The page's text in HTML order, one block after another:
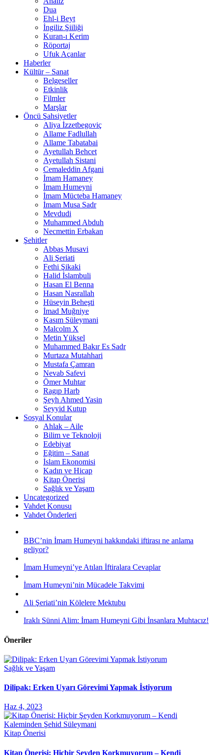
Dua
Ehl-i Beyt
İngiliz Şiiliği
Kuran-ı Kerim
Röportaj
Ufuk Açanlar
Haberler
Kültür – Sanat
Belgeseller
Etkinlik
Filmler
Marşlar
Öncü Şahsiyetler
Aliya İzzetbegoviç
Allame Fadlullah
Allame Tabatabai
Ayetullah Behcet
Ayetullah Sistani
Cemaleddin Afgani
İmam Hamaney
İmam Humeyni
İmam Mücteba Hamaney
İmam Musa Sadr
Mevdudi
Muhammed Abduh
Necmettin Erbakan
Şehitler
Abbas Musavi
Ali Şeriati
Fethi Şikaki
Halid İslambuli
Hasan El Benna
Hasan Nasrallah
Hüseyin Beheşti
İmad Muğniye
Kasım Süleymani
Malcolm X
Metin Yüksel
Muhammed Bakır Es Sadr
Murtaza Mutahhari
Mustafa Çamran
Nevab Safevi
Ömer Muhtar
Ragıp Harb
Şeyh Ahmed Yasin
Seyyid Kutup
Sosyal Konular
Ahlak – Aile
Bilim ve Teknoloji
Edebiyat
Eğitim – Sanat
İslam Ekonomisi
Kadın ve Hicap
Kitap Önerisi
Sağlık ve Yaşam
Uncategorized
Vahdet Konusu
Vahdet Önderleri
BBC’nin İmam Humeyni hakkındaki iftirası ne anlama
geliyor?
İmam Humeyni’ye Atılan İftiralara Cevaplar
İmam Humeyni’nin Mücadele Takvimi
Ali Şeriati’nin Kölelere Mektubu
Iraklı Sünni Alim: İmam Humeyni Gibi İnsanlara Muhtacız!
Öneriler
Sağlık ve Yaşam
Dilipak: Erken Uyarı Görevimi Yapmak İstiyorum
Haz 4, 2023
Kitap Önerisi
Kitap Önerisi: Hiçbir Şeyden Korkmuyorum – Kendi